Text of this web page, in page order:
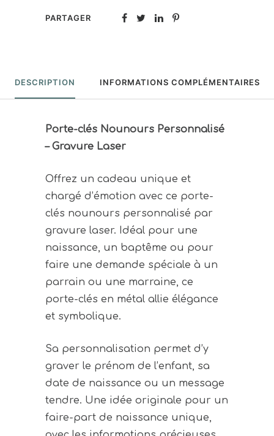
PARTAGER
DESCRIPTION INFORMATIONS COMPLÉMENTAIRES
Porte-clés Nounours Personnalisé
– Gravure Laser
Offrez un cadeau unique et
chargé d’émotion avec ce porte-
clés nounours personnalisé par
gravure laser. Idéal pour une
naissance, un baptême ou pour
faire une demande spéciale à un
parrain ou une marraine, ce
porte-clés en métal allie élégance
et symbolique.
Sa personnalisation permet d’y
graver le prénom de l’enfant, sa
date de naissance ou un message
tendre. Une idée originale pour un
faire-part de naissance unique,